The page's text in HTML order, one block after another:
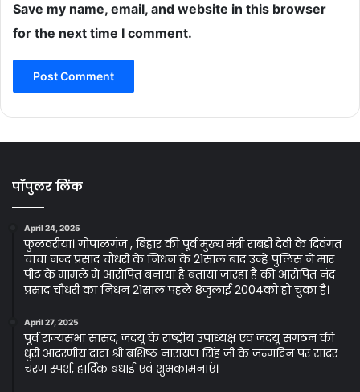
Save my name, email, and website in this browser
for the next time I comment.
पॉपुलर लिंक
April 24, 2025
फुलवरीया। गोपालगंज , बिहार की पूर्व मुख्य मंत्री राबड़ी देवी के दिवंगत
चाचा नन्द प्रसाद चौधरी के निधन के 21साल बाद उन्हे पुलिस ने मार
पीट के मामले मे आरोपित बनाया है बताया जारहा है की आरोपित नंद
प्रसाद चौधरी का निधन 21साल पहले 8जुलाई 2004को हो चुका है।
April 27, 2025
पूर्व राज्यसभा सांसद, जदयू के राष्ट्रीय उपाध्यक्ष एवं जदयू संगठन की
धुरी आदरणीय दादा श्री बशिष्ठ नारायण सिंह जी के जन्मदिन पर सादर
चरण स्पर्श, हार्दिक बधाई एवं शुभकामनाएं।